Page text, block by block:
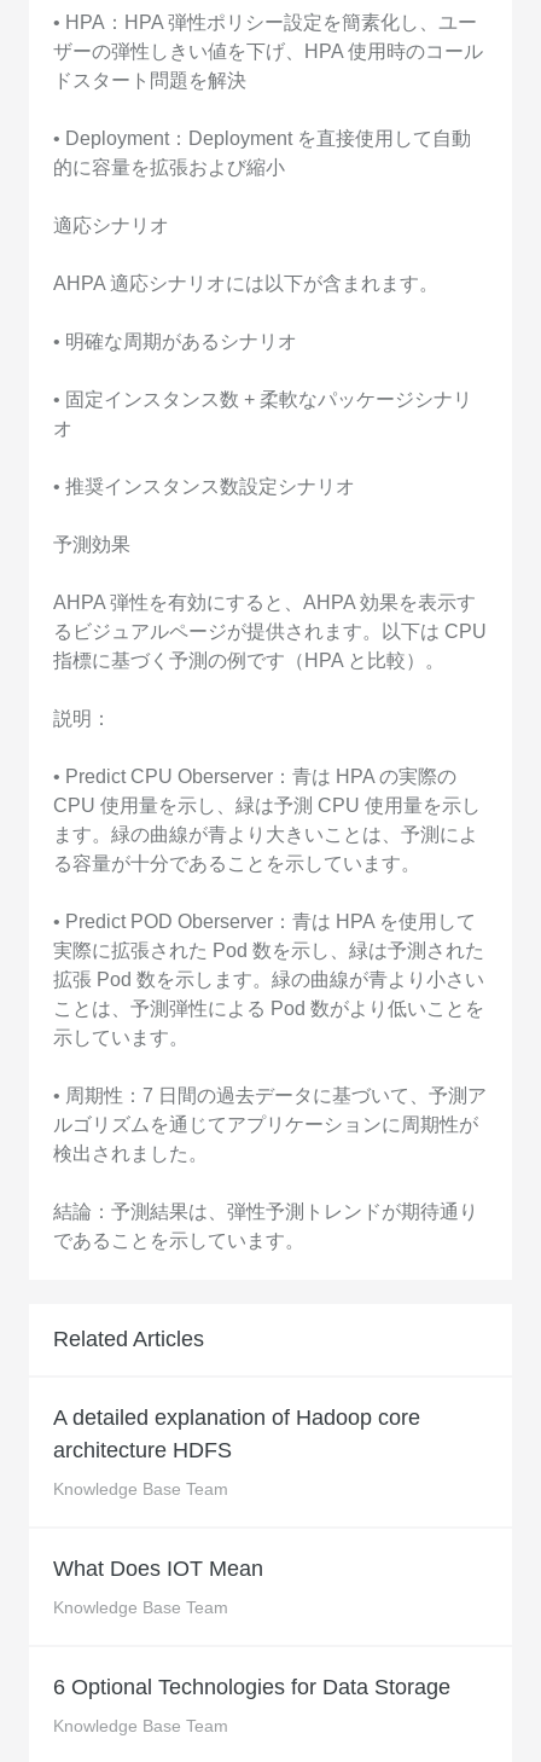
• HPA：HPA 弾性ポリシー設定を簡素化し、ユー
ザーの弾性しきい値を下げ、HPA 使用時のコール
ドスタート問題を解決
• Deployment：Deployment を直接使用して自動
的に容量を拡張および縮小
適応シナリオ
AHPA 適応シナリオには以下が含まれます。
• 明確な周期があるシナリオ
• 固定インスタンス数 + 柔軟なパッケージシナリ
オ
• 推奨インスタンス数設定シナリオ
予測効果
AHPA 弾性を有効にすると、AHPA 効果を表示す
るビジュアルページが提供されます。以下は CPU
指標に基づく予測の例です（HPA と比較）。
説明：
• Predict CPU Oberserver：青は HPA の実際の
CPU 使用量を示し、緑は予測 CPU 使用量を示し
ます。緑の曲線が青より大きいことは、予測によ
る容量が十分であることを示しています。
• Predict POD Oberserver：青は HPA を使用して
実際に拡張された Pod 数を示し、緑は予測された
拡張 Pod 数を示します。緑の曲線が青より小さい
ことは、予測弾性による Pod 数がより低いことを
示しています。
• 周期性：7 日間の過去データに基づいて、予測ア
ルゴリズムを通じてアプリケーションに周期性が
検出されました。
結論：予測結果は、弾性予測トレンドが期待通り
であることを示しています。
Related Articles
A detailed explanation of Hadoop core
architecture HDFS
Knowledge Base Team
What Does IOT Mean
Knowledge Base Team
6 Optional Technologies for Data Storage
Knowledge Base Team